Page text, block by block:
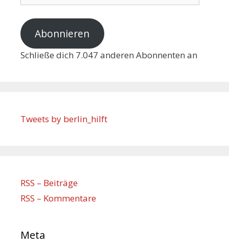
Abonnieren
Schließe dich 7.047 anderen Abonnenten an
Tweets by berlin_hilft
RSS – Beiträge
RSS – Kommentare
Meta